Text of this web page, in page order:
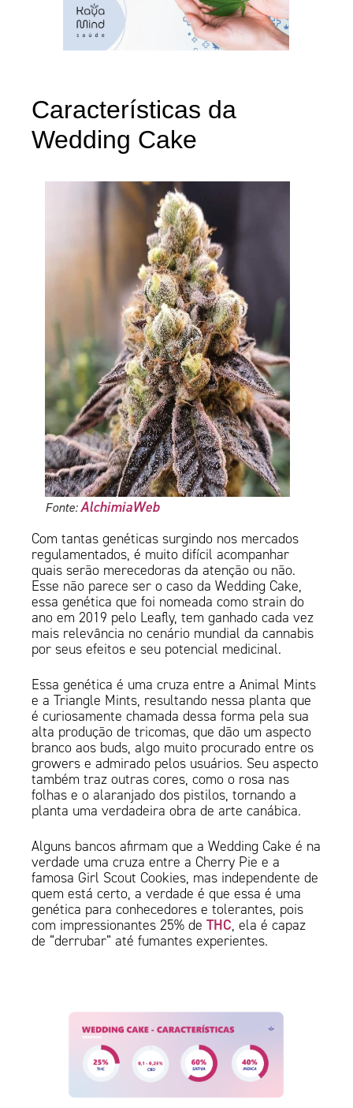
Características da
Wedding Cake
Fonte:AlchimiaWeb
Com tantas genéticas surgindo nos mercados
regulamentados, é muito difícil acompanhar
quais serão merecedoras da atenção ou não.
Esse não parece ser o caso da Wedding Cake,
essa genética que foi nomeada como strain do
ano em 2019 pelo Leafly, tem ganhado cada vez
mais relevância no cenário mundial da cannabis
por seus efeitos e seu potencial medicinal.
Essa genética é uma cruza entre a Animal Mints
e a Triangle Mints, resultando nessa planta que
é curiosamente chamada dessa forma pela sua
alta produção de tricomas, que dão um aspecto
branco aos buds, algo muito procurado entre os
growers e admirado pelos usuários. Seu aspecto
também traz outras cores, como o rosa nas
folhas e o alaranjado dos pistilos, tornando a
planta uma verdadeira obra de arte canábica.
Alguns bancos afirmam que a Wedding Cake é na
verdade uma cruza entre a Cherry Pie e a
famosa Girl Scout Cookies, mas independente de
quem está certo, a verdade é que essa é uma
genética para conhecedores e tolerantes, pois
com impressionantes 25% deTHC, ela é capaz
de “derrubar” até fumantes experientes.